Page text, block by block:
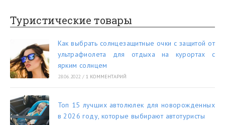
Туристические товары
Как выбрать солнцезащитные очки с защитой от
ультрафиолета для отдыха на курортах с
ярким солнцем
28.06.2022 / 1 КОММЕНТАРИЙ
Топ 15 лучших автолюлек для новорожденных
в 2026 году, которые выбирают автотуристы